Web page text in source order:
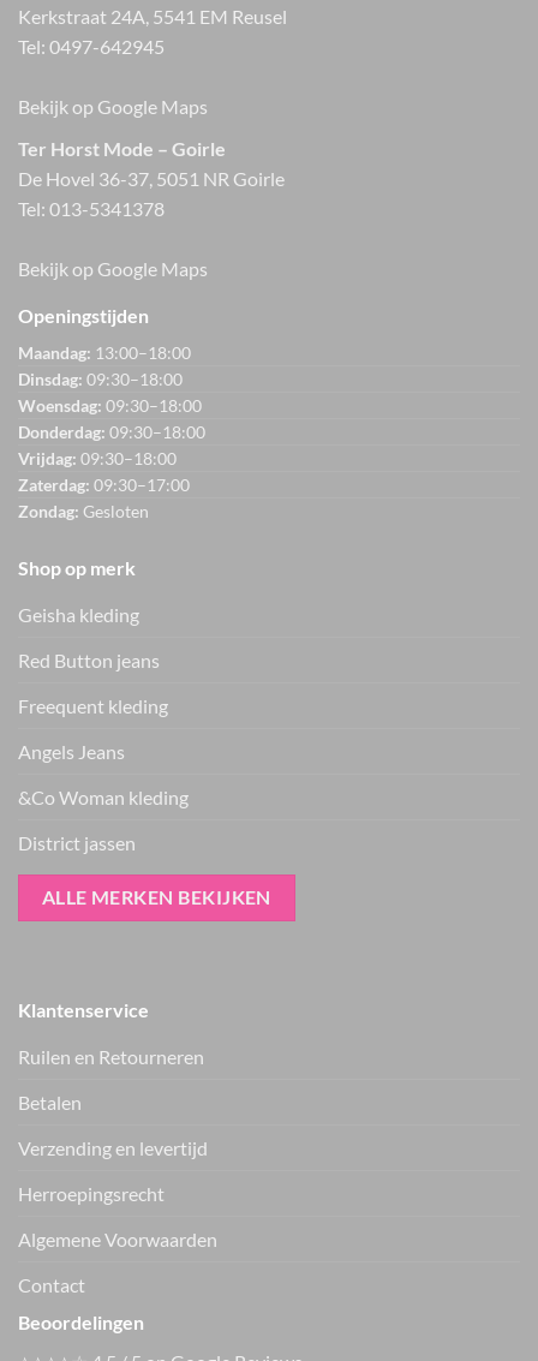
Kerkstraat 24A, 5541 EM Reusel
Tel: 0497-642945
Bekijk op Google Maps
Ter Horst Mode – Goirle
De Hovel 36-37, 5051 NR Goirle
Tel: 013-5341378
Bekijk op Google Maps
Openingstijden
Maandag: 13:00–18:00
Dinsdag: 09:30–18:00
Woensdag: 09:30–18:00
Donderdag: 09:30–18:00
Vrijdag: 09:30–18:00
Zaterdag: 09:30–17:00
Zondag: Gesloten
Shop op merk
Geisha kleding
Red Button jeans
Freequent kleding
Angels Jeans
&Co Woman kleding
District jassen
ALLE MERKEN BEKIJKEN
Klantenservice
Ruilen en Retourneren
Betalen
Verzending en levertijd
Herroepingsrecht
Algemene Voorwaarden
Contact
Beoordelingen
Nieuwe items als eerste zien — geen spam, gewoon af en toe een